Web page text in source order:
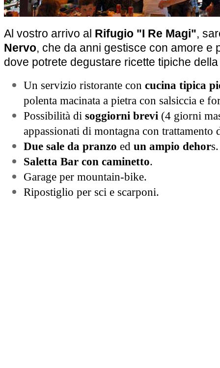
Al vostro arrivo al Rifugio "I Re Magi",
Nervo, che da anni gestisce con amore e
dove potrete degustare ricette tipiche
Un servizio ristorante con cucina tipica
polenta macinata a pietra con salsiccia e
Possibilità di soggiorni brevi (4 giorni
appassionati di montagna con trattamento
Due sale da pranzo ed un ampio dehors.
Saletta Bar con caminetto.
Garage per mountain-­bike.
Ripostiglio per sci e scarponi.